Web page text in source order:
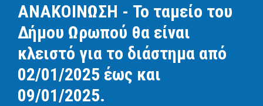
ΑΝΑΚΟΙΝΩΣΗ - Το ταμείο του
Δήμου Ωρωπού θα είναι
κλειστό για το διάστημα από
02/01/2025 έως και
09/01/2025.